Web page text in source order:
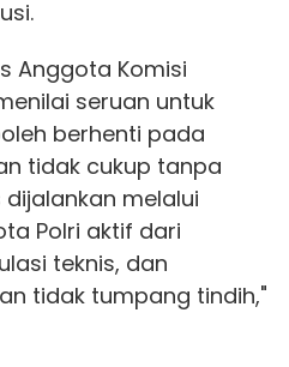
Anggota Komisi
seruan untuk
berhenti pada
tidak cukup tanpa
dijalankan melalui
Polri aktif dari
teknis, dan
tidak tumpang tindih,"